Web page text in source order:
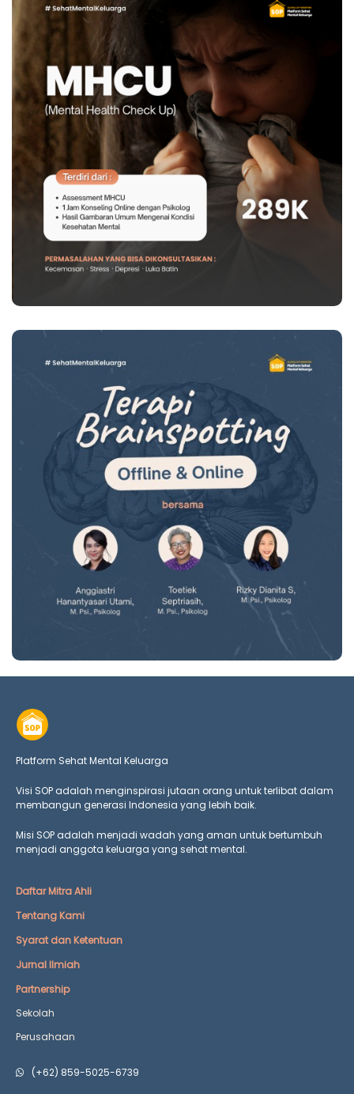
Platform Sehat Mental Keluarga
Visi SOP adalah menginspirasi jutaan orang untuk terlibat dalam
membangun generasi Indonesia yang lebih baik.
Misi SOP adalah menjadi wadah yang aman untuk bertumbuh
menjadi anggota keluarga yang sehat mental.
Daftar Mitra Ahli
Tentang Kami
Syarat dan Ketentuan
Jurnal Ilmiah
Partnership
Sekolah
Perusahaan
(+62) 859-5025-6739